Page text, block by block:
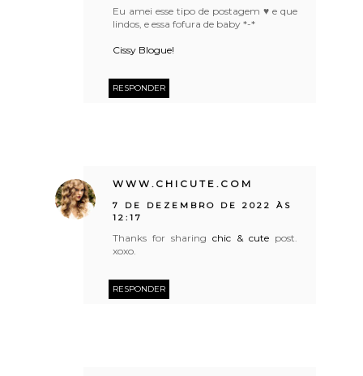
Eu amei esse tipo de postagem ♥ e que
lindos, e essa fofura de baby *-*
Cissy Blogue!
RESPONDER
WWW.CHICUTE.COM
7 DE DEZEMBRO DE 2022 ÀS
12:17
Thanks for sharingchic & cute post.
xoxo.
RESPONDER